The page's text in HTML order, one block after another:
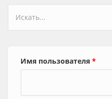
Форма поиска
Имя пользователя *